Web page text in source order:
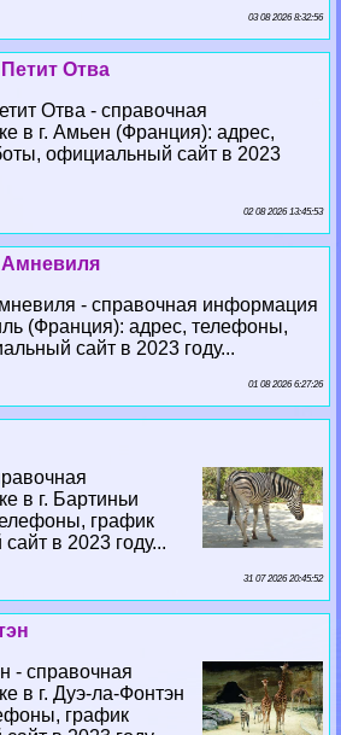
03 08 2026 8:32:56
Отва
Отва - справочная
в г. Амьен (Франция): адрес,
официальный сайт в 2023
02 08 2026 13:45:53
Амневиля
- справочная информация
(Франция): адрес, телефоны,
сайт в 2023 году...
01 08 2026 6:27:26
в г. Бартиньи
график
в 2023 году...
31 07 2026 20:45:52
- справочная
в г. Дуэ-ла-Фонтэн
график